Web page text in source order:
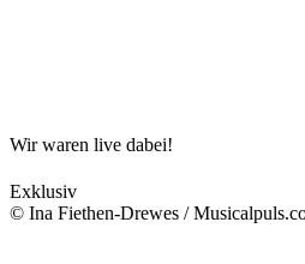
Wir waren live dabei!
Exklusiv
© Ina Fiethen-Drewes /